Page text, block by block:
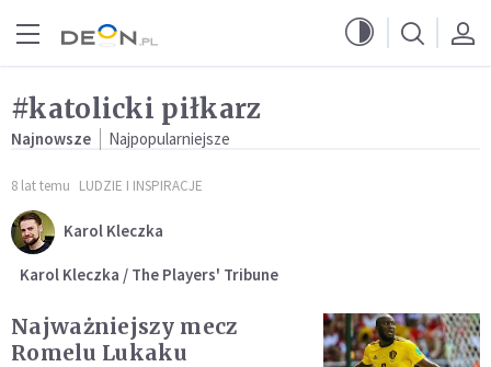
#katolicki piłkarz
Najnowsze Najpopularniejsze
8 lat temu LUDZIE I INSPIRACJE
Karol Kleczka
Karol Kleczka / The Players' Tribune
Najważniejszy mecz
Romelu Lukaku